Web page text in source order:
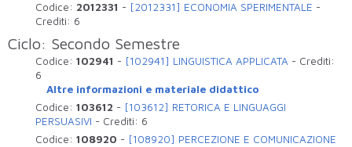
Codice: 2012331 - [2012331] ECONOMIA SPERIMENTALE -
Crediti: 6
Ciclo: Secondo Semestre
Codice:102941 - [102941] LINGUISTICA APPLICATA - Crediti:
6
Altre informazioni e materiale didattico
Codice:103612 - [103612] RETORICA E LINGUAGGI
PERSUASIVI - Crediti: 6
Codice:108920 - [108920] PERCEZIONE E COMUNICAZIONE